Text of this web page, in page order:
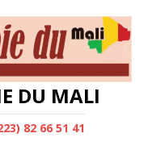
DU MALI
82 66 51 41